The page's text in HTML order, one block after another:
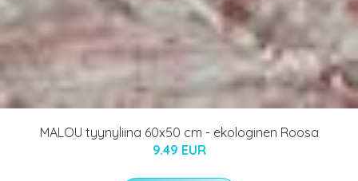
MALOU tyynyliina 60x50 cm - ekologinen Roosa
9.49 EUR